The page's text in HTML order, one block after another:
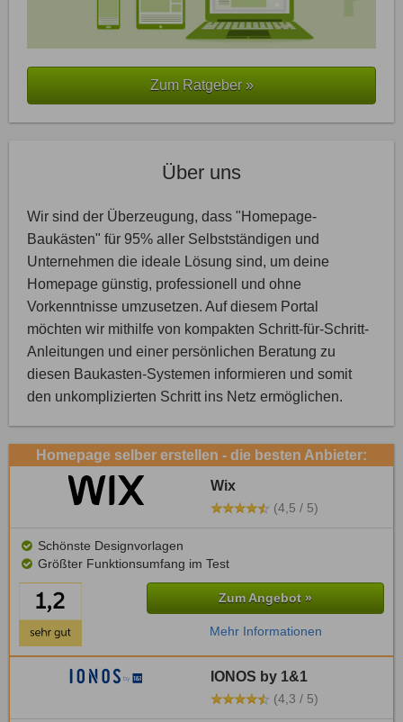
Zum Ratgeber »
Über uns
Wir sind der Überzeugung, dass "Homepage-
Baukästen" für 95% aller Selbstständigen und
Unternehmen die ideale Lösung sind, um deine
Homepage günstig, professionell und ohne
Vorkenntnisse umzusetzen. Auf diesem Portal
möchten wir mithilfe von kompakten Schritt-für-Schritt-
Anleitungen und einer persönlichen Beratung zu
diesen Baukasten-Systemen informieren und somit
den unkomplizierten Schritt ins Netz ermöglichen.
Homepage selber erstellen - die besten Anbieter:
Wix
(4,5 / 5)
Schönste Designvorlagen
Größter Funktionsumfang im Test
Zum Angebot »
Mehr Informationen
IONOS by 1&1
(4,3 / 5)